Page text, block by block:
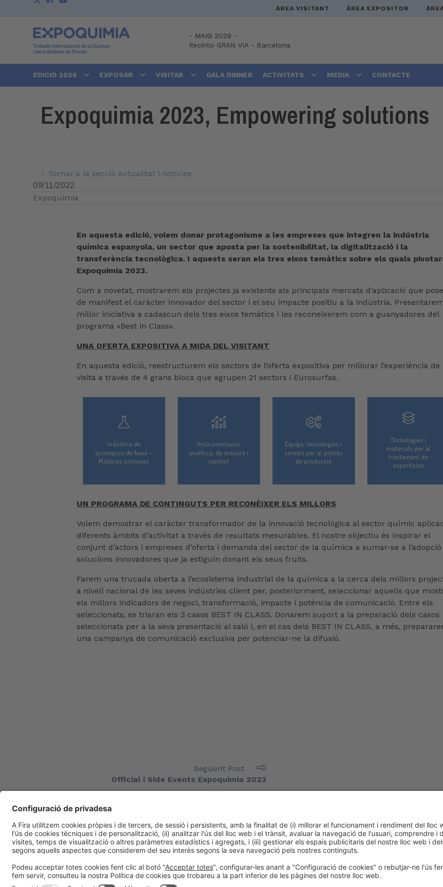
ÀREA VISITANT ÀREA EXPOSITOR
- MAIG 2029 -
Recinto GRAN VIA- Barcelona
EDICIÓ 2026 EXPOSAR VISITAR GALA DINNER ACTIVITATS MEDIA CONTACTE
Expoquimia 2023, Empowering solutions
Tornar a la secció Actualitat i notícies
09/11/2022
Expoquimia
En aquesta edició, volem donar protagonisme a les empreses que integren la indústria
química espanyola, un sector que aposta per la sostenibilitat, la digitalització i la
transferència tecnològica. I aquests seran els tres eixos temàtics sobre els quals
Expoquimia 2023.
Com a novetat, mostrarem els projectes ja existents als principals mercats d’aplicació que
de manifest el caràcter innovador del sector i el seu impacte positiu a la indústria.
millor iniciativa a cadascun dels tres eixos temàtics i les reconeixerem com a guanyadores del
programa «Best in Class».
UNA OFERTA EXPOSITIVA A MIDA DEL VISITANT
En aquesta edició, reestructurem els sectors de l’oferta expositiva per millorar l’experiència de
visita a través de 4 grans blocs que agrupen 21 sectors i Eurosurfas.
UN PROGRAMA DE CONTINGUTS PER RECONÈIXER ELS MILLORS
Volem demostrar el caràcter transformador de la innovació tecnològica al sector químic
diferents àmbits d’activitat a través de resultats mesurables. El nostre objectiu és inspirar el
conjunt d’actors i empreses d’oferta i demanda del sector de la química a sumar-se a l’adopció
solucions innovadores que ja estiguin donant els seus fruits.
Farem una trucada oberta a l’ecosistema industrial de la química a la cerca dels millors
a nivell nacional de les seves indústries client per, posteriorment, seleccionar aquells que
els millors indicadors de negoci, transformació, impacte i potència de comunicació. Entre els
seleccionats, es triaran els 3 casos BEST IN CLASS. Donarem suport a la preparació dels casos
seleccionats per a la seva presentació al saló i, en el cas dels BEST IN CLASS, a més,
una campanya de comunicació exclusiva per potenciar-ne la difusió.
Següent Post
Official i Side Events Expoquimia 2023
Informació general Avís legal Política de privacitat